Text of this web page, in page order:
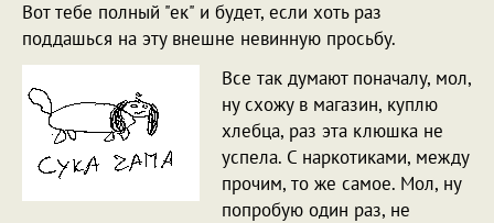
Вот тебе полный "ек" и будет, если хоть раз
поддашься на эту внешне невинную просьбу.
Все так думают поначалу, мол,
ну схожу в магазин, куплю
хлебца, раз эта клюшка не
успела. С наркотиками, между
прочим, то же самое. Мол, ну
попробую один раз, не